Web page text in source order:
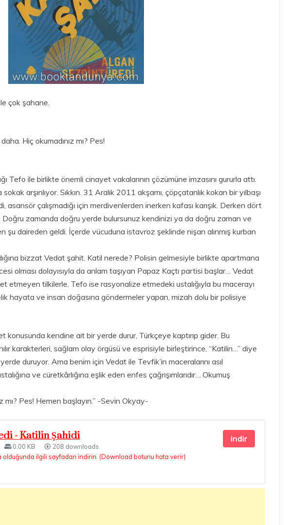
çok şahane.
Hiç okumadınız mı? Pes!
Tefo ile birlikte önemli cinayet vakalarının çözümüne imzasını gururla attı.
arşınlıyor. Sıkkın. 31 Aralık 2011 akşamı, çöpçatanlık kokan bir yılbaşı
çalışmadığı için merdivenlerden inerken kafası karışık. Derken dört
zamanda doğru yerde bulursunuz kendinizi ya da doğru zaman ve
şu daireden geldi. İçerde vücuduna istavroz şeklinde nişan alınmış kurban
bizzat Vedat şahit. Katil nerede? Polisin gelmesiyle birlikte apartmana
olması dolayısıyla da anlam taşıyan Papaz Kaçtı partisi başlar… Vedat
etmeyen tilkilerle, Tefo ise rasyonalize etmedeki ustalığıyla bu macerayı
hayata ve insan doğasına göndermeler yapan, mizah dolu bir polisiye
konusunda kendine ait bir yerde durur, Türkçeye kaptırıp gider. Bu
karakterleri, sağlam olay örgüsü ve esprisiyle birleştirince, “Katilin…” diye
duruyor. Ama benim için Vedat ile Tevfik’in maceralarını asıl
ve cüretkârlığına eşlik eden enfes çağrışımlarıdır… Okumuş
mı? Pes! Hemen başlayın.” -Sevin Okyay-
- Katilin Şahidi
0.00 KB
208 downloads
olduğunda ilgili sayfadan indirin. (Download botunu hata verir)
indir